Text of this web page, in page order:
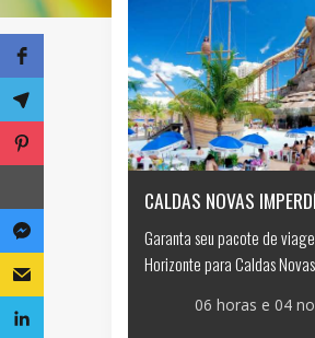
CALDAS NOVAS
Garanta seu pacote de
Horizonte para Caldas Novas
06 horas e 04